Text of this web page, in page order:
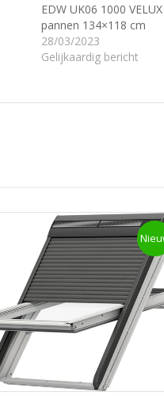
EDW UK06 1000
pannen 134×118 cm
28/03/2023
Gelijkaardig bericht